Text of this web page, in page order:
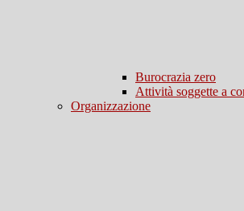
Burocrazia zero
Attività soggette a
Organizzazione